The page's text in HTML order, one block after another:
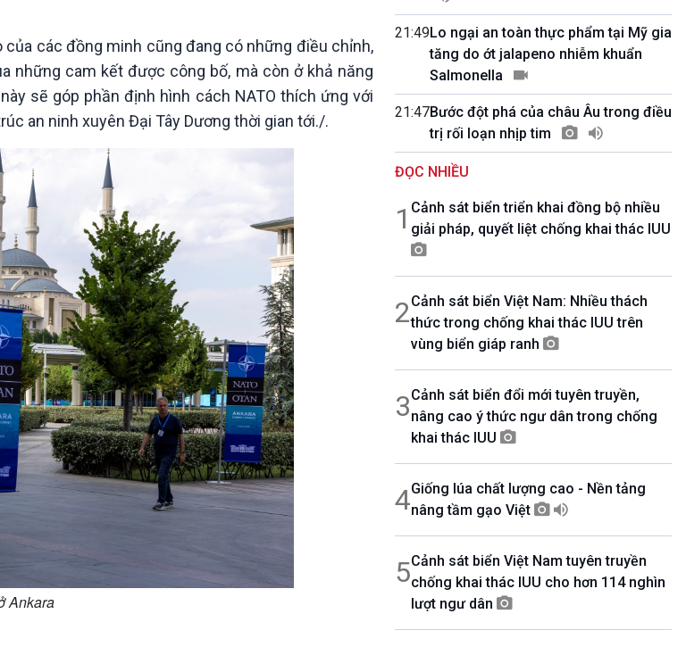
E-Magazine
Câu chuyện thời sự
Dòng chảy sự kiện
Đối thoại
Diễn đàn chủ nhật
Chuyện đêm
các đồng minh cũng đang có những điều chỉnh,
những cam kết được công bố, mà còn ở khả năng
sẽ góp phần định hình cách NATO thích ứng với
an ninh xuyên Đại Tây Dương thời gian tới./.
Ankara
21:49Lo ngại an toàn thực phẩm tại Mỹ gia
tăng do ớt jalapeno nhiễm khuẩn
Salmonella
21:47Bước đột phá của châu Âu trong điều
trị rối loạn nhịp tim
ĐỌC NHIỀU
1 Cảnh sát biển triển khai đồng bộ nhiều
giải pháp, quyết liệt chống khai thác IUU
2Cảnh sát biển Việt Nam: Nhiều thách
thức trong chống khai thác IUU trên
vùng biển giáp ranh
3Cảnh sát biển đổi mới tuyên truyền,
nâng cao ý thức ngư dân trong chống
khai thác IUU
4Giống lúa chất lượng cao - Nền tảng
nâng tầm gạo Việt
5Cảnh sát biển Việt Nam tuyên truyền
chống khai thác IUU cho hơn 114 nghìn
lượt ngư dân